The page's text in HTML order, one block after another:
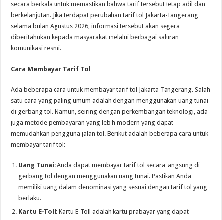
secara berkala untuk memastikan bahwa tarif tersebut tetap adil dan
berkelanjutan. Jika terdapat perubahan tarif tol Jakarta-Tangerang
selama bulan Agustus 2026, informasi tersebut akan segera
diberitahukan kepada masyarakat melalui berbagai saluran
komunikasi resmi.
Cara Membayar Tarif Tol
Ada beberapa cara untuk membayar tarif tol Jakarta-Tangerang. Salah
satu cara yang paling umum adalah dengan menggunakan uang tunai
di gerbang tol. Namun, seiring dengan perkembangan teknologi, ada
juga metode pembayaran yang lebih modern yang dapat
memudahkan pengguna jalan tol. Berikut adalah beberapa cara untuk
membayar tarif tol:
Uang Tunai: Anda dapat membayar tarif tol secara langsung di
gerbang tol dengan menggunakan uang tunai. Pastikan Anda
memiliki uang dalam denominasi yang sesuai dengan tarif tol yang
berlaku.
Kartu E-Toll : Kartu E-Toll adalah kartu prabayar yang dapat